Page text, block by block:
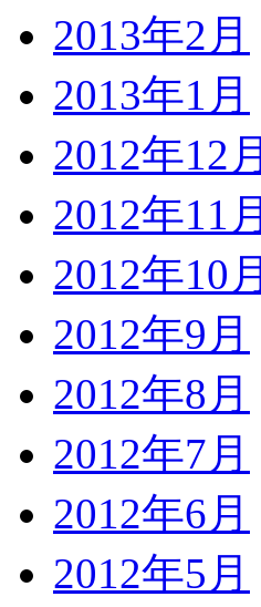
2013年2月
2013年1月
2012年12月
2012年11月
2012年10月
2012年9月
2012年8月
2012年7月
2012年6月
2012年5月